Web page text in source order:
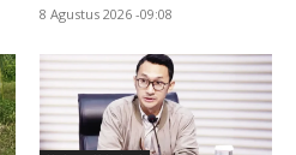
8 Agustus 2026 -09:08